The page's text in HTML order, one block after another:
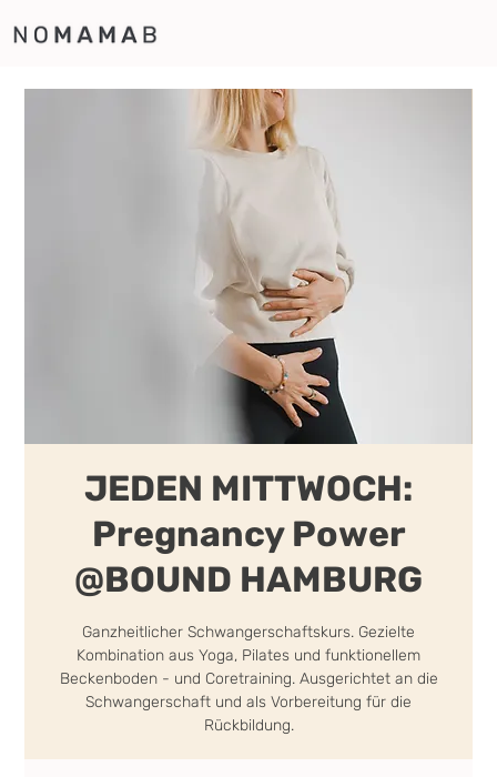
JEDEN MITTWOCH:
Pregnancy Power
@BOUND HAMBURG
Ganzheitlicher Schwangerschaftskurs. Gezielte
Kombination aus Yoga, Pilates und funktionellem
Beckenboden - und Coretraining. Ausgerichtet an die
Schwangerschaft und als Vorbereitung für die
Rückbildung.